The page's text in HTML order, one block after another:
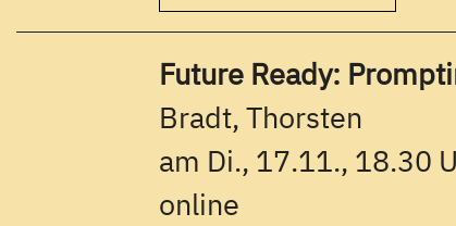
Future Ready:
Bradt, Thorsten
am Di., 17.11., 18.30
online